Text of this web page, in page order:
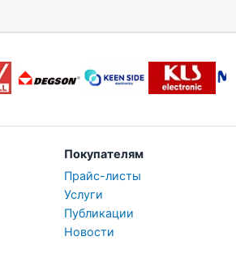
Покупателям
Прайс-листы
Услуги
Публикации
Новости